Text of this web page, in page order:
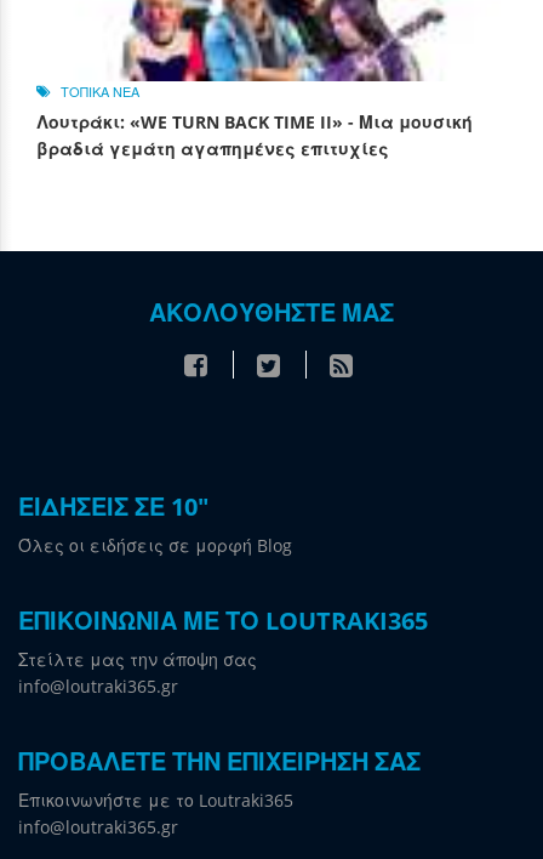
ΤΟΠΙΚΑ ΝΕΑ
Λουτράκι: «WE TURN BACK TIME II» - Μια μουσική
βραδιά γεμάτη αγαπημένες επιτυχίες
ΑΚΟΛΟΥΘΗΣΤΕ ΜΑΣ
ΕΙΔΗΣΕΙΣ ΣΕ 10"
Όλες οι ειδήσεις σε μορφή Blog
ΕΠΙΚΟΙΝΩΝΙΑ ΜΕ ΤΟ LOUTRAKI365
Στείλτε μας την άποψη σας
info@loutraki365.gr
ΠΡΟΒΑΛΕΤΕ ΤΗΝ ΕΠΙΧΕΙΡΗΣΗ ΣΑΣ
Επικοινωνήστε με το Loutraki365
info@loutraki365.gr